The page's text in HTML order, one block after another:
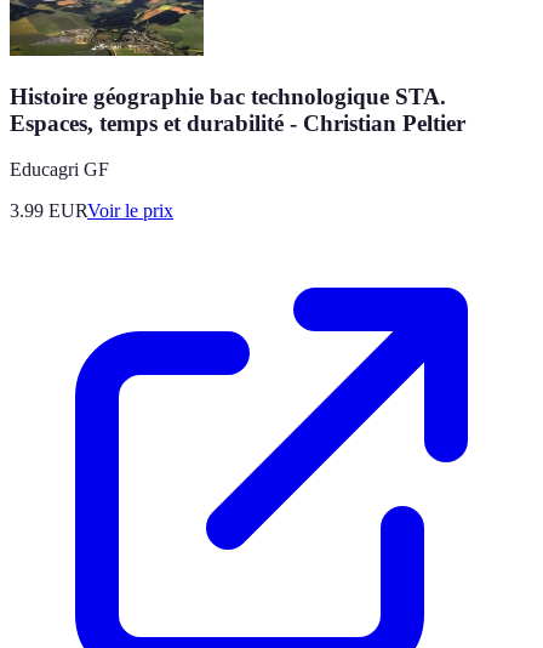
Histoire géographie bac technologique STA.
Espaces, temps et durabilité - Christian Peltier
Educagri GF
3.99 EURVoir le prix